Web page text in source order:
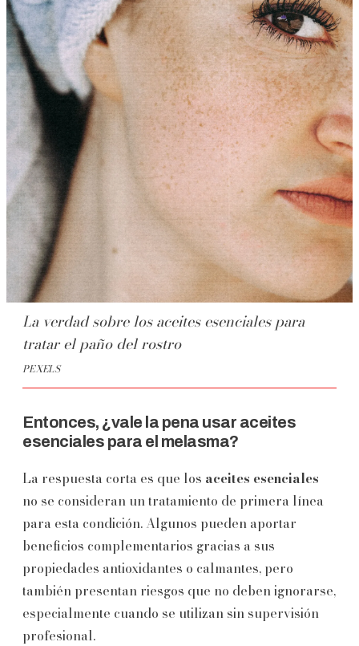
La verdad sobre los aceites esenciales para
tratar el paño del rostro
PEXELS
Entonces, ¿vale la pena usar aceites
esenciales para el melasma?
La respuesta corta es que los aceites esenciales
no se consideran un tratamiento de primera línea
para esta condición. Algunos pueden aportar
beneficios complementarios gracias a sus
propiedades antioxidantes o calmantes, pero
también presentan riesgos que no deben ignorarse,
especialmente cuando se utilizan sin supervisión
profesional.